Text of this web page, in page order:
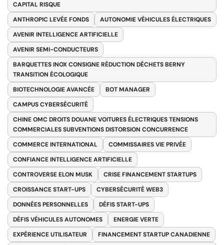
CAPITAL RISQUE
ANTHROPIC LEVÉE FONDS
AUTONOMIE VÉHICULES ÉLECTRIQUES
AVENIR INTELLIGENCE ARTIFICIELLE
AVENIR SEMI-CONDUCTEURS
BARQUETTES INOX CONSIGNE RÉDUCTION DÉCHETS BERNY
TRANSITION ÉCOLOGIQUE
BIOTECHNOLOGIE AVANCÉE
BOT MANAGER
CAMPUS CYBERSÉCURITÉ
CHINE OMC DROITS DOUANE VOITURES ÉLECTRIQUES TENSIONS
COMMERCIALES SUBVENTIONS DISTORSION CONCURRENCE
COMMERCE INTERNATIONAL
COMMISSAIRES VIE PRIVÉE
CONFIANCE INTELLIGENCE ARTIFICIELLE
CONTROVERSE ELON MUSK
CRISE FINANCEMENT STARTUPS
CROISSANCE START-UPS
CYBERSÉCURITÉ WEB3
DONNÉES PERSONNELLES
DÉFIS START-UPS
DÉFIS VÉHICULES AUTONOMES
ENERGIE VERTE
EXPÉRIENCE UTILISATEUR
FINANCEMENT STARTUP CANADIENNE